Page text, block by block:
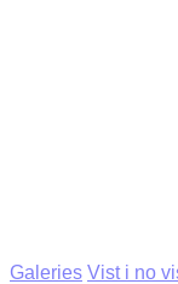
Galeries Vist i no